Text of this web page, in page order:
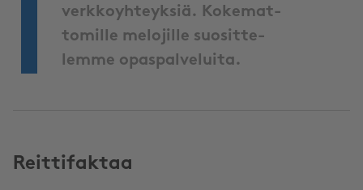
verk­ko­yh­teyk­siä. Ko­ke­mat­
to­mil­le me­lo­jil­le suo­sit­te­
lem­me opas­pal­ve­lui­ta.
Reit­ti­fak­taa